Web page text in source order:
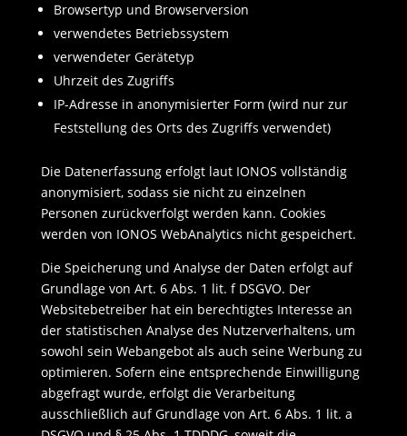
Browsertyp und Browserversion
verwendetes Betriebssystem
verwendeter Gerätetyp
Uhrzeit des Zugriffs
IP-Adresse in anonymisierter Form (wird nur zur
Feststellung des Orts des Zugriffs verwendet)
Die Datenerfassung erfolgt laut IONOS vollständig
anonymisiert, sodass sie nicht zu einzelnen
Personen zurückverfolgt werden kann. Cookies
werden von IONOS WebAnalytics nicht gespeichert.
Die Speicherung und Analyse der Daten erfolgt auf
Grundlage von Art. 6 Abs. 1 lit. f DSGVO. Der
Websitebetreiber hat ein berechtigtes Interesse an
der statistischen Analyse des Nutzerverhaltens, um
sowohl sein Webangebot als auch seine Werbung zu
optimieren. Sofern eine entsprechende Einwilligung
abgefragt wurde, erfolgt die Verarbeitung
ausschließlich auf Grundlage von Art. 6 Abs. 1 lit. a